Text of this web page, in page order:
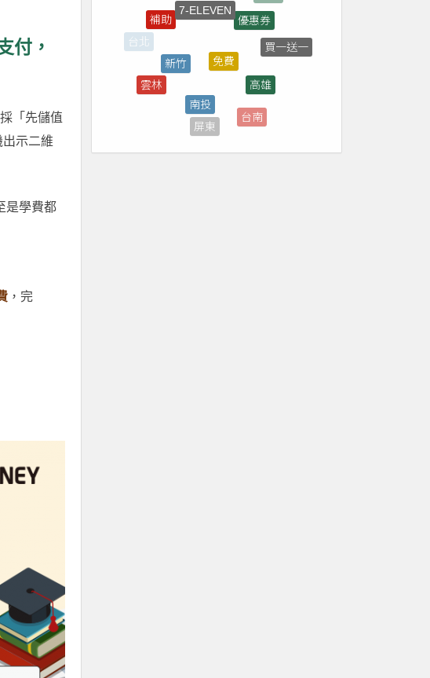
付，
「先儲值
示二維
是學費都
，完
台北
買一送一
花蓮
直播
新竹
免費
高雄
台南
屏東
南投